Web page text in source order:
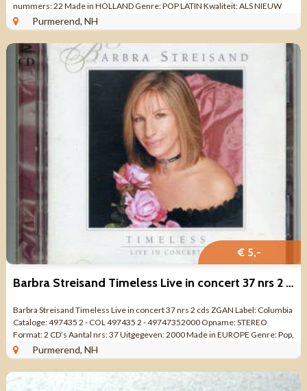
nummers: 22 Made in HOLLAND Genre: POP LATIN Kwaliteit: ALS NIEUW
Boekje 12 pagina's met ...
Purmerend, NH
€ 5,-
Barbra Streisand Timeless Live in concert 37 nrs 2 cds ZGAN
Barbra Streisand Timeless Live in concert 37 nrs 2 cds ZGAN Label: Columbia
Cataloge: 497435 2 - COL 497435 2 - 49747352000 Opname: STEREO
Format: 2 CD’s Aantal nrs: 37 Uitgegeven: 2000 Made in EUROPE Genre: Pop,
Stage ...Purmerend, NH